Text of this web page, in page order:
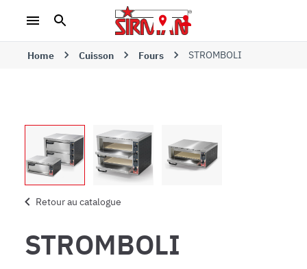
Home Cuisson Fours STROMBOLI
Retour au catalogue
STROMBOLI